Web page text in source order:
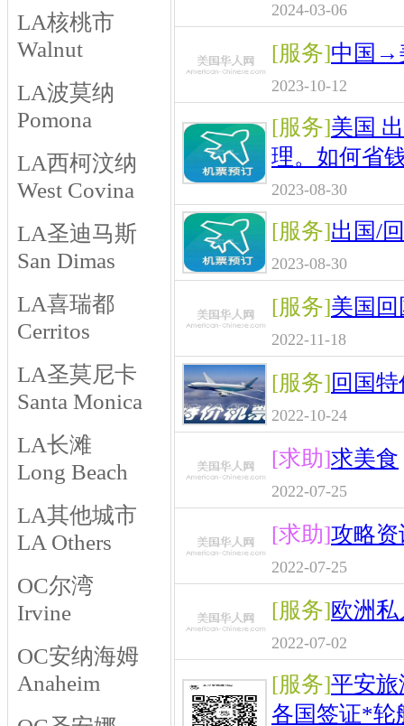
LA核桃市
Walnut
LA波莫纳
Pomona
LA西柯汶纳
West Covina
LA圣迪马斯
San Dimas
LA喜瑞都
Cerritos
LA圣莫尼卡
Santa Monica
LA长滩
Long Beach
LA其他城市
LA Others
OC尔湾
Irvine
OC安纳海姆
Anaheim
2024-03-06
[服务]中国→
2023-10-12
[服务]美国
理。如何省
2023-08-30
[服务]出国/
2023-08-30
[服务]美国
2022-11-18
[服务]回国
2022-10-24
[求助]求美食
2022-07-25
[求助]攻略资
2022-07-25
[服务]欧洲
2022-07-02
[服务]平安
各国签证*轮